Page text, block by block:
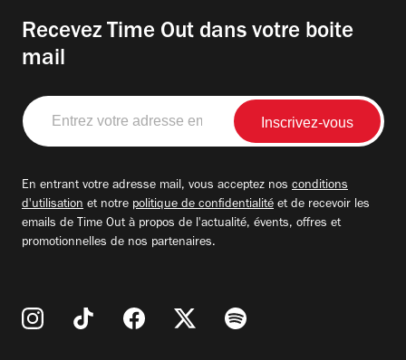
Recevez Time Out dans votre boite
mail
Entrez
votre
adresse
En entrant votre adresse mail, vous acceptez nos conditions
d'utilisation et notre politique de confidentialité et de recevoir les
emails de Time Out à propos de l'actualité, évents, offres et
promotionnelles de nos partenaires.